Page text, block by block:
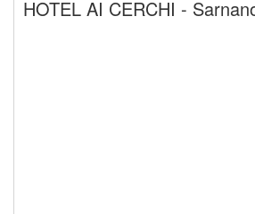
HOTEL AI CERCHI -